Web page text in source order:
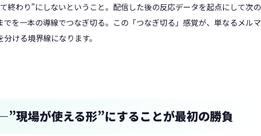
終わり”にしないということ。配信した後の反応データを起点にして次の
を一本の導線でつなぎ切る。この「つなぎ切る」感覚が、単なるメルマ
ける境界線になります。
現場が使える形”にすることが最初の勝負